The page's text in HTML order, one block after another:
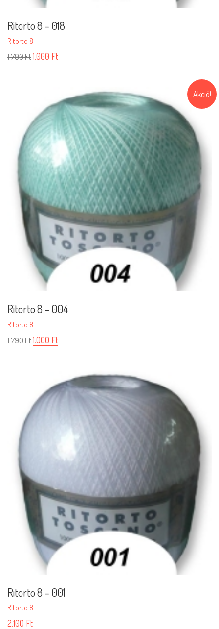
Ritorto 8 – 018
Ritorto 8
1.790Ft1.000 Ft
Akció!
Ritorto 8 – 004
Ritorto 8
1.790Ft1.000 Ft
Ritorto 8 – 001
Ritorto 8
2.100 Ft